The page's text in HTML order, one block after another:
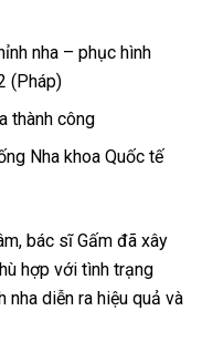
nha – phục hình
(Pháp)
thành công
Nha khoa Quốc tế
bác sĩ Gấm đã xây
hợp với tình trạng
nha diễn ra hiệu quả và